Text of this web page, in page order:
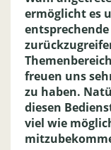
ermöglicht es
freuen uns
zu haben.
diesen
viel wie